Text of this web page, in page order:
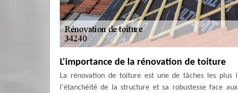
L'importance de la rénovation de toiture
La rénovation de toiture est une de tâches les
l'étanchéité de la structure et sa robustesse face